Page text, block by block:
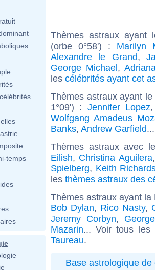
temps
Thèmes astraux ayant
(orbe 0°58') : Marilyn
Alexandre le Grand,
George Michael,
les célébrités ayant cet
Thèmes astraux ayant
1°09') : Jennifer Lopez
Wolfgang Amadeus
Banks, Andrew Garfield
Thèmes astraux avec
Eilish, Christina Aguilera
Spielberg, Keith
les thèmes astraux des
Thèmes astraux ayant
Bob Dylan, Rico Nasty,
Jeremy Corbyn,
Mazarin... Voir tous les
Taureau.
Base astrologique de